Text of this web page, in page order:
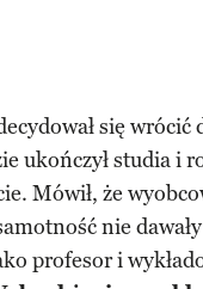
się wrócić
ukończył studia i
Mówił, że
nie
profesor i